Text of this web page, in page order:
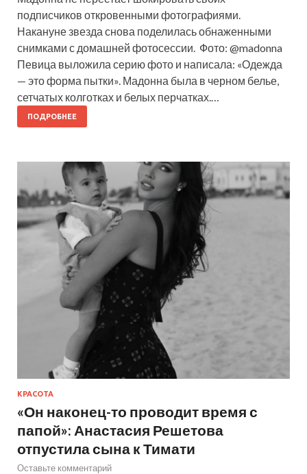
подписчиков откровенными фотографиями.
Накануне звезда снова поделилась обнаженными
снимками с домашней фотосессии. Фото: @madonna
Певица выложила серию фото и написала: «Одежда
— это форма пытки». Мадонна была в черном белье,
сетчатых колготках и белых перчатках.…
ПОДРОБНЕЕ
КРАСОТА
«Он наконец-то проводит время с
папой»: Анастасия Решетова
отпустила сына к Тимати
Оставьте комментарий